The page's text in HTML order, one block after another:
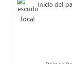
Inicio del